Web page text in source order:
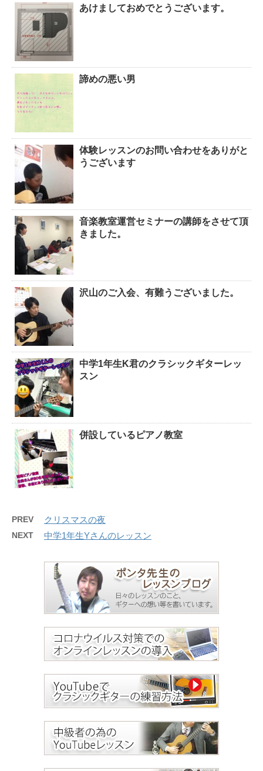
あけましておめでとうございます。
諦めの悪い男
体験レッスンのお問い合わせをありがと
うございます
音楽教室運営セミナーの講師をさせて頂
きました。
沢山のご入会、有難うございました。
中学1年生K君のクラシックギターレッ
スン
併設しているピアノ教室
PREV クリスマスの夜
NEXT 中学1年生Yさんのレッスン